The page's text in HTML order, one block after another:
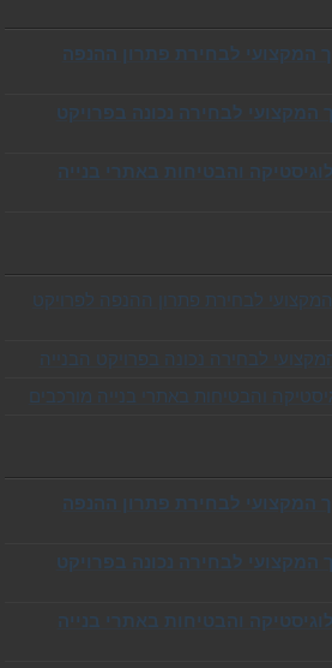
המקצועי לבחירת פתרון ההנפה
המקצועי לבחירה נכונה בפרויקט
והבטיחות באתרי בנייה
לבחירת פתרון ההנפה לפרויקט
לבחירה נכונה בפרויקט הבנייה
והבטיחות באתרי בנייה מורכבים
המקצועי לבחירת פתרון ההנפה
המקצועי לבחירה נכונה בפרויקט
והבטיחות באתרי בנייה